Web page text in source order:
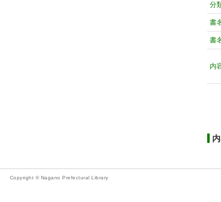
分
書
書
内
Copyright © Nagano Prefectural Library